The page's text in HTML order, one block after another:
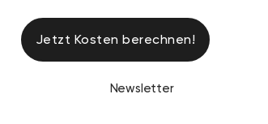
Jetzt Kosten berechnen!
Newsletter